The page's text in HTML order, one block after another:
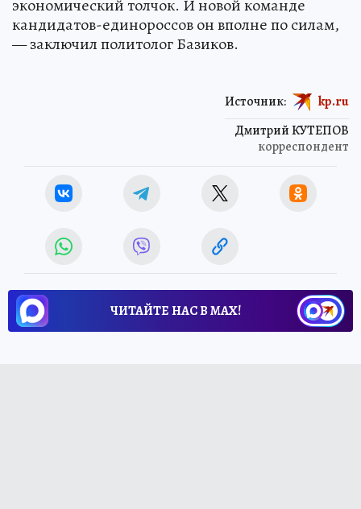
экономический толчок. И новой команде
кандидатов-единороссов он вполне по силам,
— заключил политолог Базиков.
Дмитрий КУТЕПОВ
корреспондент
Источник: kp.ru
ЧИТАЙТЕ НАС В МАХ!